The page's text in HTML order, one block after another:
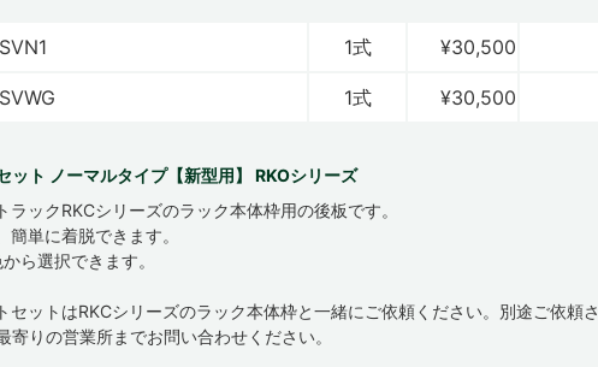
1式 ¥30,500
1式 ¥30,500
ット ノーマルタイプ【新型用】 RKOシリーズ
ックRKCシリーズのラック本体枠用の後板です。
単に着脱できます。
ら選択できます。
セットはRKCシリーズのラック本体枠と一緒にご依頼ください。別途ご依頼さ
寄りの営業所までお問い合わせください。